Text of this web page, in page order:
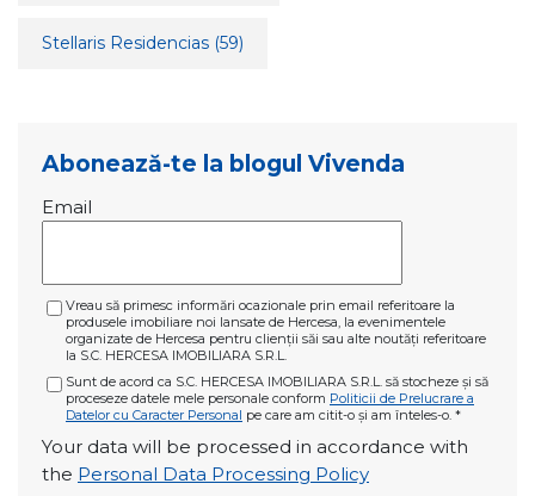
Stellaris Residencias (59)
Abonează-te la blogul Vivenda
Email
Vreau să primesc informări ocazionale prin email referitoare la
produsele imobiliare noi lansate de Hercesa, la evenimentele
organizate de Hercesa pentru clienții săi sau alte noutăți referitoare
la S.C. HERCESA IMOBILIARA S.R.L.
Sunt de acord ca S.C. HERCESA IMOBILIARA S.R.L. să stocheze și să
proceseze datele mele personale conform Politicii de Prelucrare a
Datelor cu Caracter Personal pe care am citit-o și am înteles-o. *
Your data will be processed in accordance with
the Personal Data Processing Policy